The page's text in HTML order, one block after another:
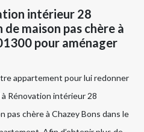
intérieur 28
maison pas chère à
pour aménager
appartement pour lui redonner
Rénovation intérieur 28
chère à Chazey Bons dans le